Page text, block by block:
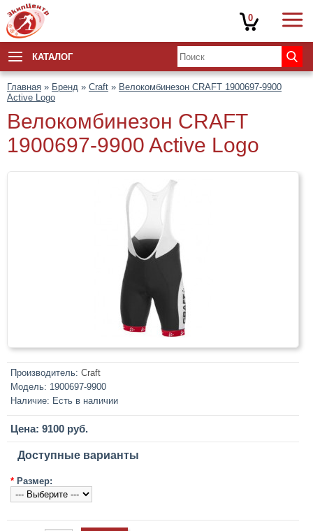
КАТАЛОГ
Главная » Бренд » Craft » Велокомбинезон CRAFT 1900697-9900
Active Logo
Велокомбинезон CRAFT
1900697-9900 Active Logo
Производитель: Craft
Модель: 1900697-9900
Наличие: Есть в наличии
Цена: 9100 руб.
Доступные варианты
* Размер:
0